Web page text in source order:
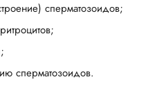
сперматозоидов;
сперматозоидов.